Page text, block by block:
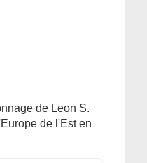
de Leon S.
de l'Est en